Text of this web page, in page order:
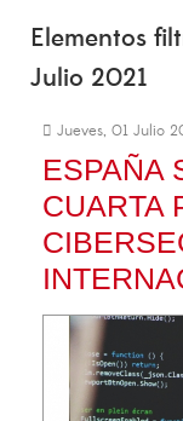
Elementos
Julio 2021
Jueves, 01 Julio
ESPAÑA
CUARTA